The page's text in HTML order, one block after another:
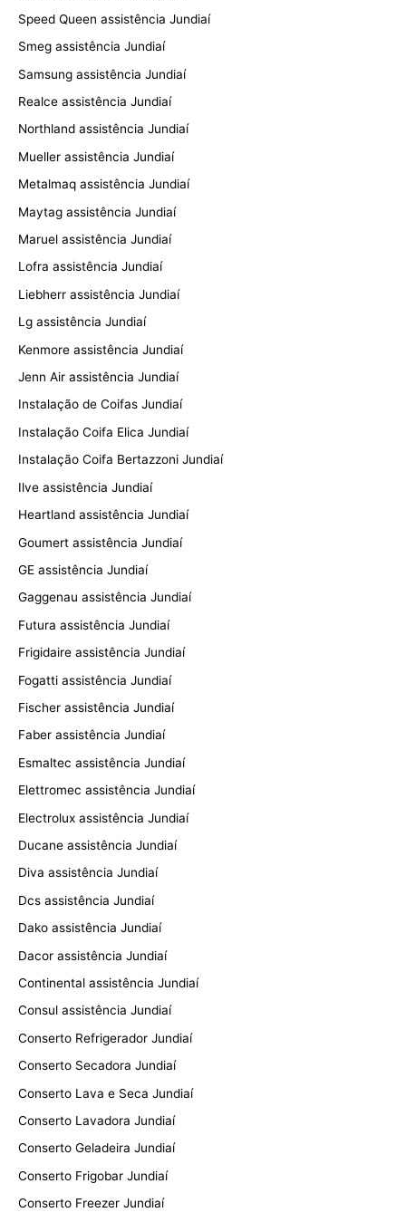
Speed Queen assistência Jundiaí
Smeg assistência Jundiaí
Samsung assistência Jundiaí
Realce assistência Jundiaí
Northland assistência Jundiaí
Mueller assistência Jundiaí
Metalmaq assistência Jundiaí
Maytag assistência Jundiaí
Maruel assistência Jundiaí
Lofra assistência Jundiaí
Liebherr assistência Jundiaí
Lg assistência Jundiaí
Kenmore assistência Jundiaí
Jenn Air assistência Jundiaí
Instalação de Coifas Jundiaí
Instalação Coifa Elica Jundiaí
Instalação Coifa Bertazzoni Jundiaí
Ilve assistência Jundiaí
Heartland assistência Jundiaí
Goumert assistência Jundiaí
GE assistência Jundiaí
Gaggenau assistência Jundiaí
Futura assistência Jundiaí
Frigidaire assistência Jundiaí
Fogatti assistência Jundiaí
Fischer assistência Jundiaí
Faber assistência Jundiaí
Esmaltec assistência Jundiaí
Elettromec assistência Jundiaí
Electrolux assistência Jundiaí
Ducane assistência Jundiaí
Diva assistência Jundiaí
Dcs assistência Jundiaí
Dako assistência Jundiaí
Dacor assistência Jundiaí
Continental assistência Jundiaí
Consul assistência Jundiaí
Conserto Refrigerador Jundiaí
Conserto Secadora Jundiaí
Conserto Lava e Seca Jundiaí
Conserto Lavadora Jundiaí
Conserto Geladeira Jundiaí
Conserto Frigobar Jundiaí
Conserto Freezer Jundiaí